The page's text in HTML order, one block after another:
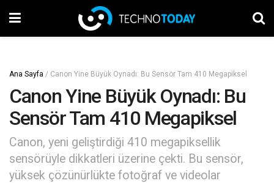
Ana Sayfa / Canon Yine Büyük Oynadı: Bu Sensör Tam 410 Megapiksel
Canon Yine Büyük Oynadı: Bu
Sensör Tam 410 Megapiksel
Canon, yeni geliştirdiği 410 megapiksellik
sensörüyle dikkatleri üzerine çekti. Bu sensör,
yüksek çözünürlükte fotoğraf ve videolar